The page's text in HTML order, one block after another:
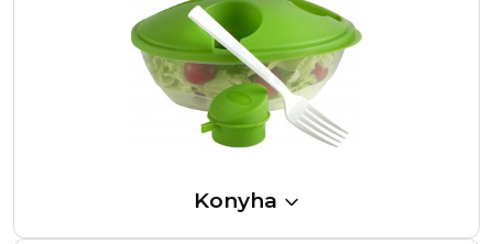
Konyha